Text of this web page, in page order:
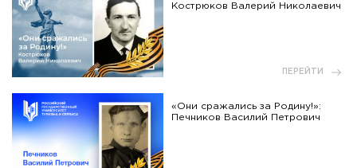
Кострюков Валерий Николаевич
ПЕРЕЙТИ
«Они сражались за Родину!»:
Печников Василий Петрович